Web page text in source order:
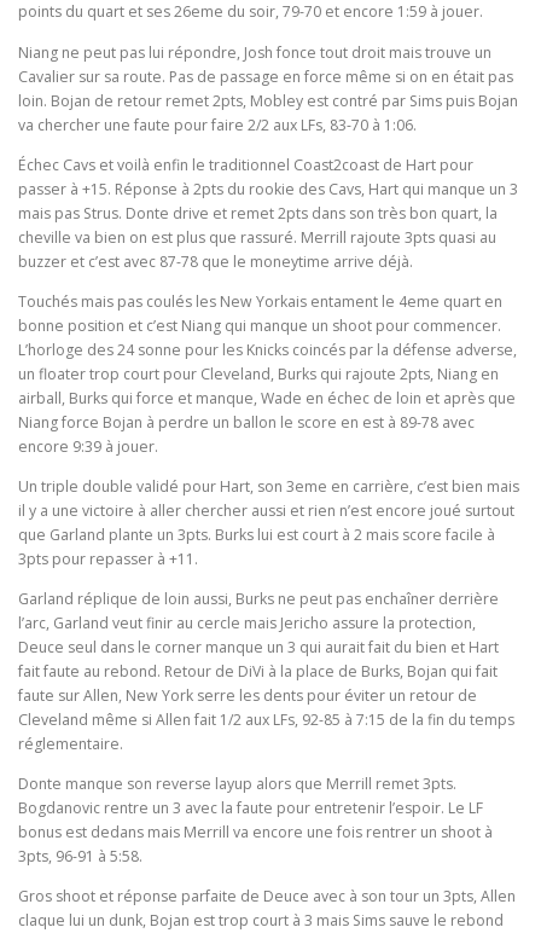
points du quart et ses 26eme du soir, 79-70 et encore 1:59 à jouer.
Niang ne peut pas lui répondre, Josh fonce tout droit mais trouve un
Cavalier sur sa route. Pas de passage en force même si on en était pas
loin. Bojan de retour remet 2pts, Mobley est contré par Sims puis Bojan
va chercher une faute pour faire 2/2 aux LFs, 83-70 à 1:06.
Échec Cavs et voilà enfin le traditionnel Coast2coast de Hart pour
passer à +15. Réponse à 2pts du rookie des Cavs, Hart qui manque un 3
mais pas Strus. Donte drive et remet 2pts dans son très bon quart, la
cheville va bien on est plus que rassuré. Merrill rajoute 3pts quasi au
buzzer et c’est avec 87-78 que le moneytime arrive déjà.
Touchés mais pas coulés les New Yorkais entament le 4eme quart en
bonne position et c’est Niang qui manque un shoot pour commencer.
L’horloge des 24 sonne pour les Knicks coincés par la défense adverse,
un floater trop court pour Cleveland, Burks qui rajoute 2pts, Niang en
airball, Burks qui force et manque, Wade en échec de loin et après que
Niang force Bojan à perdre un ballon le score en est à 89-78 avec
encore 9:39 à jouer.
Un triple double validé pour Hart, son 3eme en carrière, c’est bien mais
il y a une victoire à aller chercher aussi et rien n’est encore joué surtout
que Garland plante un 3pts. Burks lui est court à 2 mais score facile à
3pts pour repasser à +11.
Garland réplique de loin aussi, Burks ne peut pas enchaîner derrière
l’arc, Garland veut finir au cercle mais Jericho assure la protection,
Deuce seul dans le corner manque un 3 qui aurait fait du bien et Hart
fait faute au rebond. Retour de DiVi à la place de Burks, Bojan qui fait
faute sur Allen, New York serre les dents pour éviter un retour de
Cleveland même si Allen fait 1/2 aux LFs, 92-85 à 7:15 de la fin du temps
réglementaire.
Donte manque son reverse layup alors que Merrill remet 3pts.
Bogdanovic rentre un 3 avec la faute pour entretenir l’espoir. Le LF
bonus est dedans mais Merrill va encore une fois rentrer un shoot à
3pts, 96-91 à 5:58.
Gros shoot et réponse parfaite de Deuce avec à son tour un 3pts, Allen
claque lui un dunk, Bojan est trop court à 3 mais Sims sauve le rebond